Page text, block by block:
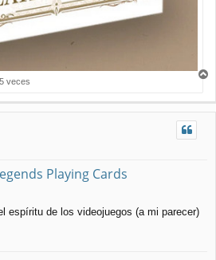
veces
r
i
Playing Cards
espíritu de los videojuegos (a mi parecer)